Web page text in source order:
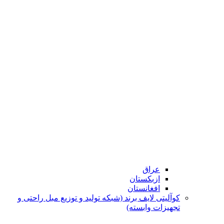
عراق
ازبکستان
افغانستان
کوآلیتی لایف برند (شبکه تولید و توزیع مبل راحتی و
تجهیزات وابسته)